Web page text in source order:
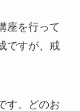
座を行って
ですが、戒
す。どのお